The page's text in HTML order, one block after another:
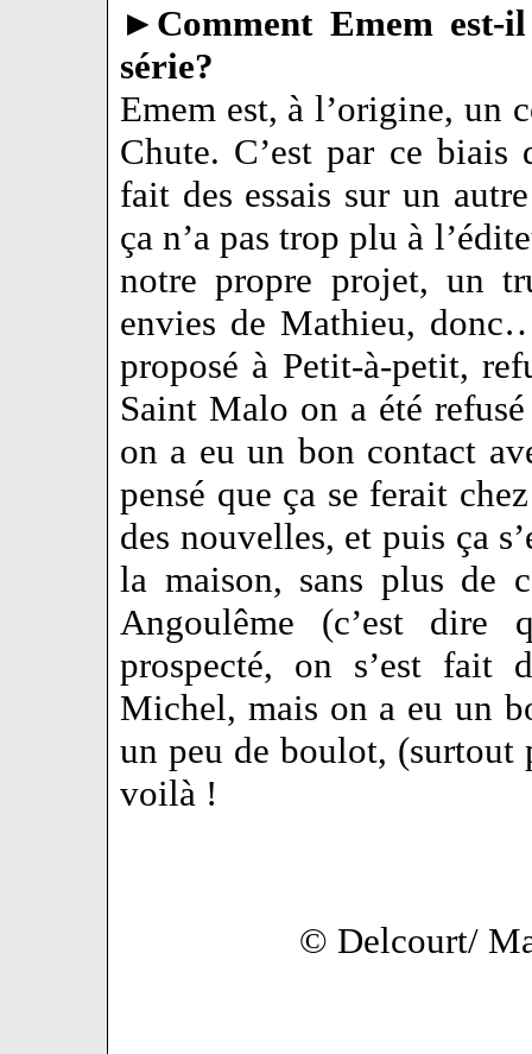
► Comment Emem est-
série?
Emem est, à l’origine, un
Chute. C’est par ce biais
fait des essais sur un
ça n’a pas trop plu à
notre propre projet, un
envies de Mathieu,
proposé à Petit-à-petit,
Saint Malo on a été
on a eu un bon contact
pensé que ça se ferait
des nouvelles, et puis ça
la maison, sans plus de
Angoulême (c’est
prospecté, on s’est fait
Michel, mais on a eu un
un peu de boulot, (surtout
voilà !
© Delcourt/